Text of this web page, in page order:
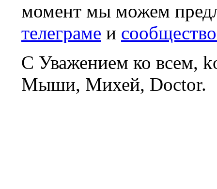
момент мы можем
телеграме и
С Уважением ко всем,
Мыши, Михей, Doctor.